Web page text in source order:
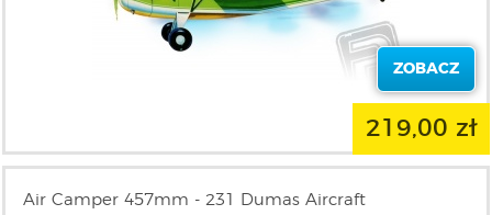
ZOBACZ
219,00 zł
Air Camper 457mm - 231 Dumas Aircraft